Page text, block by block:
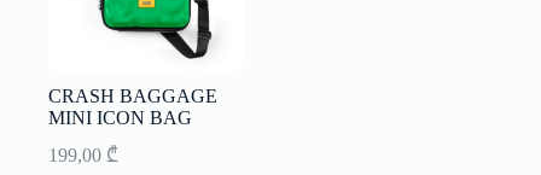
CRASH BAGGAGE
MINI ICON BAG
199,00 ₾